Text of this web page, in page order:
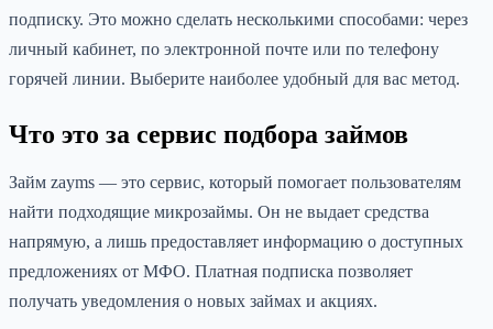
подписку. Это можно сделать несколькими способами: через
личный кабинет, по электронной почте или по телефону
горячей линии. Выберите наиболее удобный для вас метод.
Что это за сервис подбора займов
Займ zayms — это сервис, который помогает пользователям
найти подходящие микрозаймы. Он не выдает средства
напрямую, а лишь предоставляет информацию о доступных
предложениях от МФО. Платная подписка позволяет
получать уведомления о новых займах и акциях.